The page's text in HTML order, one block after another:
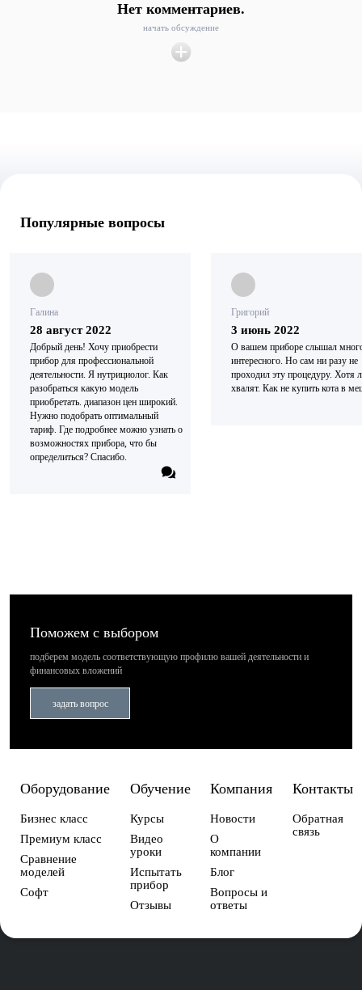
Нет комментариев.
начать обсуждение
Популярные вопросы
Галина
28 август 2022
Добрый день! Хочу приобрести
прибор для профессиональной
деятельности. Я нутрициолог. Как
разобраться какую модель
приобретать. диапазон цен широкий.
Нужно подобрать оптимальный
тариф. Где подробнее можно узнать о
возможностях прибора, что бы
определиться? Спасибо.
Григорий
3 июнь 2022
О вашем приборе слышал
интересного. Но сам ни разу не
проходил эту процедуру. Хотя
хвалят. Как не купить кота в
Поможем с выбором
подберем модель соответствующую профилю вашей деятельностии
финансовых вложений
задать вопрос
Оборудование
Бизнес класс
Премиум класс
Сравнение
моделей
Софт
Обучение
Курсы
Видео
уроки
Испытать
прибор
Отзывы
Компания
Новости
О
компании
Блог
Вопросы и
ответы
Контакты
Обратная
связь